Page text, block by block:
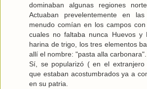
dominaban algunas regiones
Actuaban prevelentemente en
menudo comían en los campos
cuales no faltaba nunca Huevos y
harina de trigo, los tres elementos
allí el nombre: "pasta alla carbonara".
Sí, se popularizó ( en el extranjero
que estaban acostumbrados ya a
en su patria.